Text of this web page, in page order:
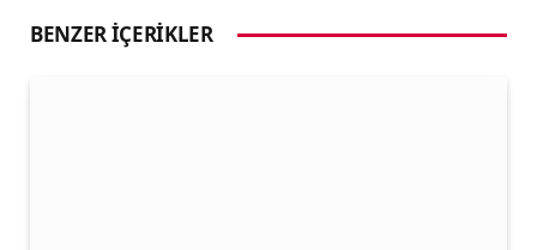
BENZER İÇERIKLER